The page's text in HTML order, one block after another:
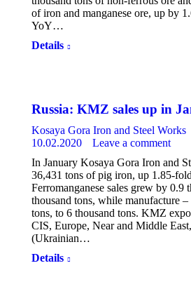
of iron and manganese ore, up by
YoY…
Details
Russia: KMZ sales up in
Kosaya Gora Iron and Steel Works
10.02.2020
Leave a comment
In January Kosaya Gora Iron and
36,431 tons of pig iron, up 1.85-
Ferromanganese sales grew by 0.9
thousand tons, while manufacture
tons, to 6 thousand tons. KMZ
CIS, Europe, Near and Middle
(Ukrainian…
Details